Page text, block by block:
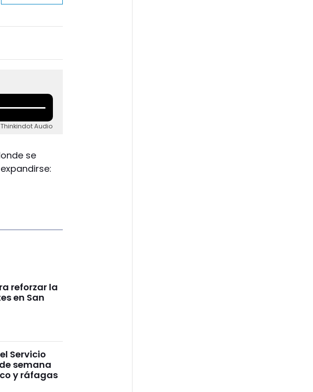
Audio
se
reforzar la
en San
Servicio
semana
y ráfagas